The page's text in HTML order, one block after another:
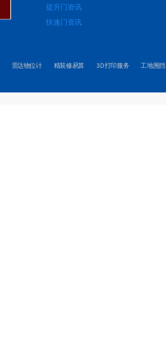
雷达物位计 精装修易算 3D打印服务 工地围挡
提升门资讯
快速门资讯